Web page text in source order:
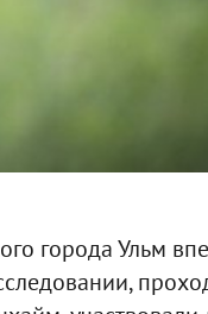
города Ульм